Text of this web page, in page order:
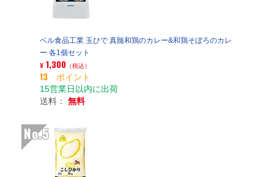
ベル食品工業 玉ひで 真髄和鶏のカレー&和鶏そぼろのカレ
ー 各1個セット
¥ 1,300 （税込）
13 ポイント
15営業日以内に出荷
送料： 無料
No.5